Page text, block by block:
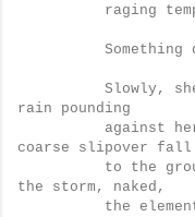
raging
Slowly,
rain pounding
against
coarse slipover fall
to the
the storm, naked,
the